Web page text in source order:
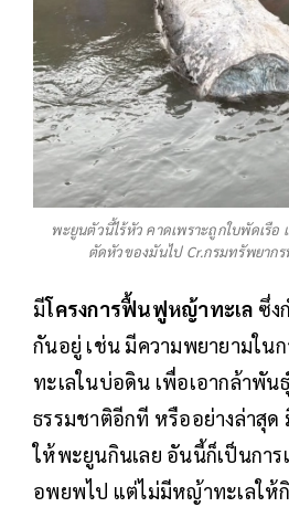
พะยูนตัวนี้ไร้หัว คาดเพราะถูกใบพัดเรือ
ตัดหัวของมันไป Cr.กรมทรัพยาก
มีโครงการฟื้นฟูหญ้าทะเล ซึ่ง
กันอยู่ เช่น มีความพยายามใน
ทะเลในบ่อดิน เพื่อเอากล้าพั
ธรรมชาติอีกที หรืออย่างล่าสุด
ให้พะยูนกินเลย อันนี้ก็เป็นกา
อพยพไป แต่ไม่มีหญ้าทะเลให้